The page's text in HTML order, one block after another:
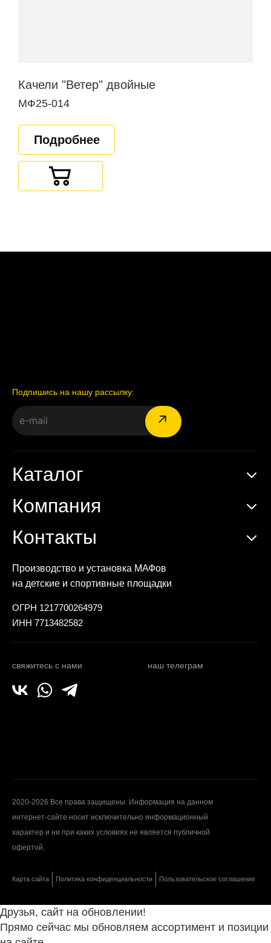
Качели "Ветер" двойные
МФ25-014
Подробнее
Подпишись на нашу рассылку:
Производство и установка МАФов
на детские и спортивные площадки
ОГРН 1217700264979
ИНН 7713482582
свяжитесь с нами наш телеграм
Каталог
Компания
Контакты
2020-2026 Все права защищены. Информация на данном
интернет-сайте носит исключительно информационный
характер и ни при каких условиях не является публичной
офертой.
Карта сайта Политика конфиденциальности Пользовательское соглашение
Друзья, сайт на обновлении!
Прямо сейчас мы обновляем ассортимент и позиции